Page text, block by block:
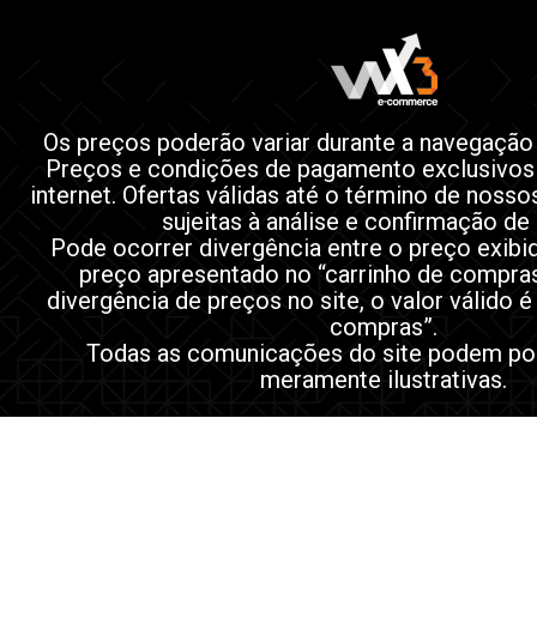
Os preços poderão variar durante a
Preços e condições de pagamento
internet. Ofertas válidas até o término de
sujeitas à análise e confirmação de
Pode ocorrer divergência entre o preço
preço apresentado no “carrinho de
divergência de preços no site, o valor válido é
compras”.
Todas as comunicações do site podem
meramente ilustrativas.